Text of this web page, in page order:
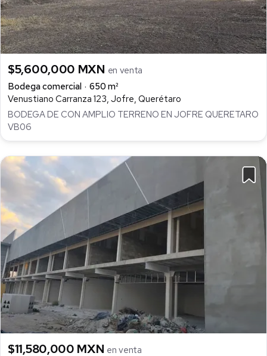
$5,600,000 MXN en venta
Bodega comercial
650 m²
Venustiano Carranza 123, Jofre, Querétaro
BODEGA DE CON AMPLIO TERRENO EN JOFRE QUERETARO
VB06
$11,580,000 MXN en venta